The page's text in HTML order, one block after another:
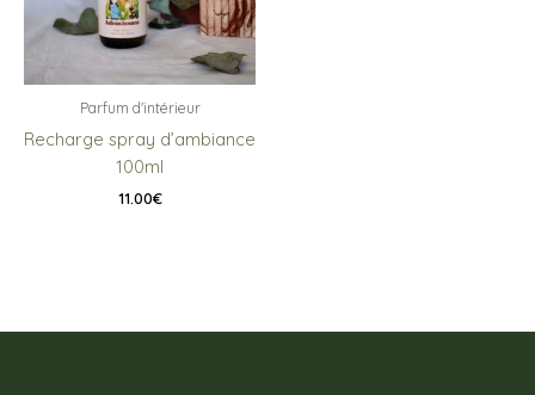
Parfum d'intérieur
Recharge spray d’ambiance
100ml
11.00€